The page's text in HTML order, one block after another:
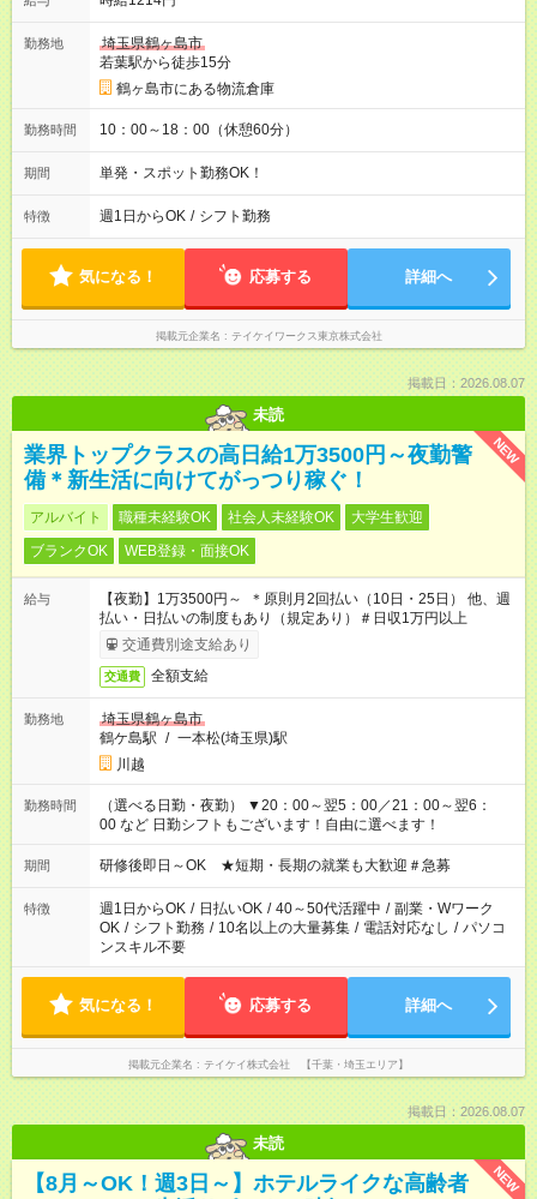
勤務地
埼玉県鶴ヶ島市
若葉駅から徒歩15分
鶴ヶ島市にある物流倉庫
勤務時間 10：00～18：00（休憩60分）
期間 単発・スポット勤務OK！
特徴 週1日からOK / シフト勤務
気になる！ 応募する 詳細へ
掲載元企業名 テイケイワークス東京株式会社
掲載日：2026.08.07
未読
NEW
業界トップクラスの高日給1万3500円～夜勤警
備＊新生活に向けてがっつり稼ぐ！
アルバイト 職種未経験OK 社会人未経験OK
大学生歓迎
ブランクOK
WEB登録・面接OK
給与
【夜勤】1万3500円～ ＊原則月2回払い（10日・25日） 他、週
払い・日払いの制度もあり（規定あり）＃日収1万円以上
交通費別途支給あり
交通費 全額支給
勤務地
埼玉県鶴ヶ島市
鶴ケ島駅 / 一本松(埼玉県)駅
川越
勤務時間
（選べる日勤・夜勤） ▼20：00～翌5：00／21：00～翌6：
00 など 日勤シフトもございます！自由に選べます！
期間 研修後即日～OK ★短期・長期の就業も大歓迎＃急募
特徴 週1日からOK / 日払いOK / 40～50代活躍中 / 副業・Wワーク
OK / シフト勤務 / 10名以上の大量募集 / 電話対応なし / パソコ
ンスキル不要
気になる！ 応募する 詳細へ
掲載元企業名 テイケイ株式会社 【千葉・埼玉エリア】
掲載日：2026.08.07
未読
NEW
【8月～OK！週3日～】ホテルライクな高齢者